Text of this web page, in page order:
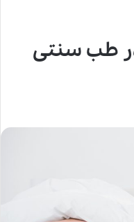
طب سنتی